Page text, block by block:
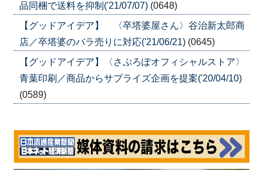
品同梱で送料を抑制('21/07/07) (0648)
【グッドアイデア】 〈卒塔婆屋さん〉谷治新太郎商
店／卒塔婆のバラ売りに対応('21/06/21) (0645)
【グッドアイデア】〈さぷろぽオフィシャルストア〉
青葉印刷／商品からサプライズ企画を提案('20/04/10)
(0589)